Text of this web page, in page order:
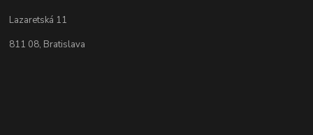
Lazaretská 11
811 08, Bratislava